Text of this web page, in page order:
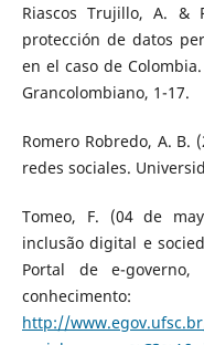
Riascos Trujillo, A. &
protección de datos
en el caso de
Grancolombiano, 1-17.
Romero Robredo, A. B.
redes sociales.
Tomeo, F. (04 de
inclusão digital e
Portal de e-
conhecimento:
http://